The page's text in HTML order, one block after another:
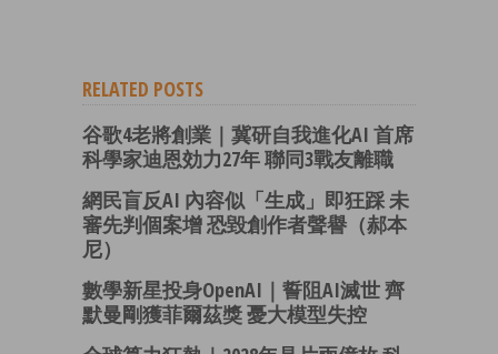
RELATED POSTS
谷歌4老將創業｜冀研自我進化AI 首席
科學家迪恩効力27年 聯同3戰友離職
網民盲反AI 內容似「生成」即狂踩 未
審先判個案增 恐毀創作者聲譽（郝本
尼）
數學新星投身OpenAI｜誓阻AI滅世 齊
默曼剛獲菲爾茲獎 憂大模型失控